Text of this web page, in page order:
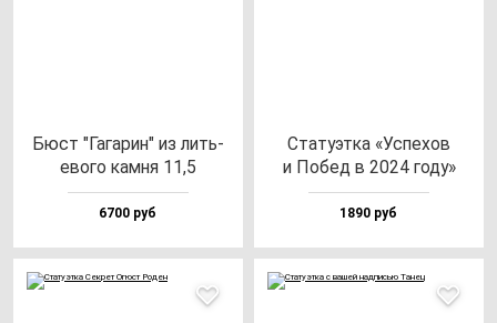
Бюст "Гага­рин" из лить­
ево­го кам­ня 11,5
6700 руб
Ста­ту­эт­ка «Успе­хов
и Побед в 2024 го­ду»
1890 руб